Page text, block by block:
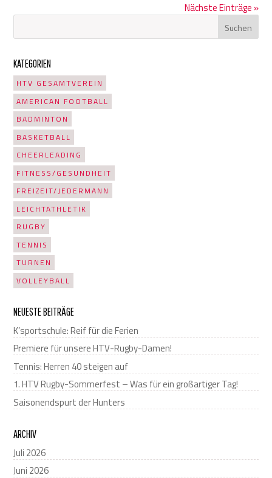
Nächste Einträge »
KATEGORIEN
HTV GESAMTVEREIN
AMERICAN FOOTBALL
BADMINTON
BASKETBALL
CHEERLEADING
FITNESS/GESUNDHEIT
FREIZEIT/JEDERMANN
LEICHTATHLETIK
RUGBY
TENNIS
TURNEN
VOLLEYBALL
NEUESTE BEITRÄGE
K’sportschule: Reif für die Ferien
Premiere für unsere HTV-Rugby-Damen!
Tennis: Herren 40 steigen auf
1. HTV Rugby-Sommerfest – Was für ein großartiger Tag!
Saisonendspurt der Hunters
ARCHIV
Juli 2026
Juni 2026